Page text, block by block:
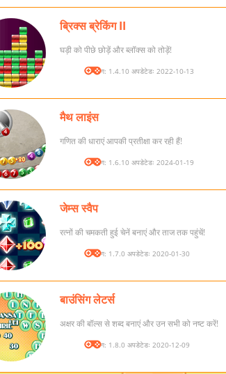
ब्रिक्स ब्रेकिंग II
घड़ी को पीछे छोड़ें और ब्लॉक्स को तोड़ें!
संस्करण: 1.4.10 अपडेटेडः 2022-10-13
मैथ लाइंस
गणित की धाराएं आपकी प्रतीक्षा कर रही हैं!
संस्करण: 1.6.10 अपडेटेडः 2024-01-19
जेम्स स्वैप
रत्नों की चमकती हुई चेनें बनाएं और ताज तक पहुंचें!
संस्करण: 1.7.0 अपडेटेडः 2020-01-30
बाउंसिंग लेटर्स
अक्षर की बॉल्स से शब्द बनाएं और उन सभी को नष्ट करें!
संस्करण: 1.8.0 अपडेटेडः 2020-12-09